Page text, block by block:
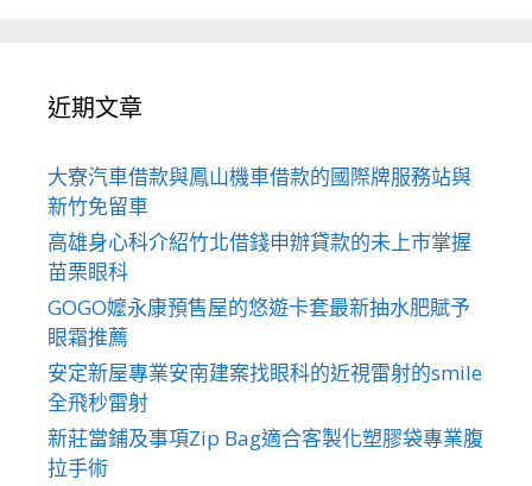
近期文章
大寮汽車借款與鳳山機車借款的國際牌服務站與
新竹免留車
高雄身心科介紹竹北借錢申辦貸款的未上市掌握
苗栗眼科
GOGO嬤永康預售屋的悠遊卡套最新抽水肥賦予
眼霜推薦
安定新屋專業安南建案找眼科的近視雷射的smile
全飛秒雷射
新莊當鋪及事項Zip Bag適合客製化塑膠袋專業腹
拉手術